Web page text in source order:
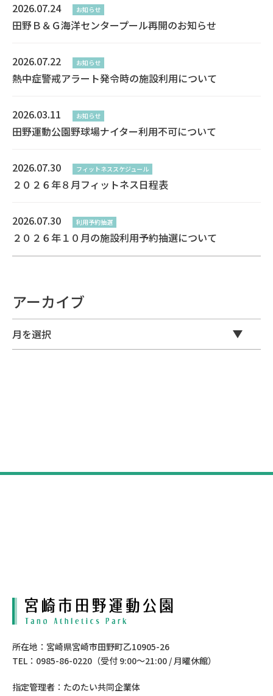
2026.07.24 お知らせ
田野Ｂ＆Ｇ海洋センタープール再開のお知らせ
2026.07.22 お知らせ
熱中症警戒アラート発令時の施設利用について
2026.03.11 お知らせ
田野運動公園野球場ナイター利用不可について
2026.07.30 フィットネススケジュール
２０２６年８月フィットネス日程表
2026.07.30 利用予約抽選
２０２６年１０月の施設利用予約抽選について
アーカイブ
所在地：宮崎県宮崎市田野町乙10905-26
TEL：0985-86-0220（受付 9:00〜21:00 / 月曜休館）
指定管理者：たのたい共同企業体